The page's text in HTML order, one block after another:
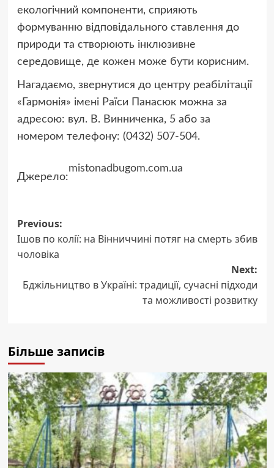
екологічний компоненти, сприяють
формуванню відповідального ставлення до
природи та створюють інклюзивне
середовище, де кожен може бути корисним.
Нагадаємо, звернутися до центру реабілітації
«Гармонія» імені Раїси Панасюк можна за
адресою: вул. В. Винниченка, 5 або за
номером телефону: (0432) 507-504.
Джерело:
mistonadbugom.com.ua
Post
navigation
Previous:
Ішов по колії: на Вінниччині потяг на смерть збив
чоловіка
Next:
Бджільництво в Україні: традиції, сучасні підходи
та можливості розвитку
Більше записів